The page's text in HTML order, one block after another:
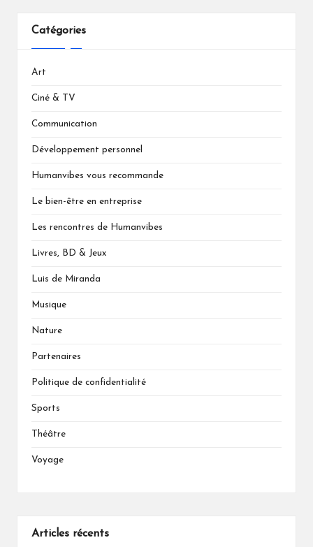
Catégories
Art
Ciné & TV
Communication
Développement personnel
Humanvibes vous recommande
Le bien-être en entreprise
Les rencontres de Humanvibes
Livres, BD & Jeux
Luis de Miranda
Musique
Nature
Partenaires
Politique de confidentialité
Sports
Théâtre
Voyage
Articles récents